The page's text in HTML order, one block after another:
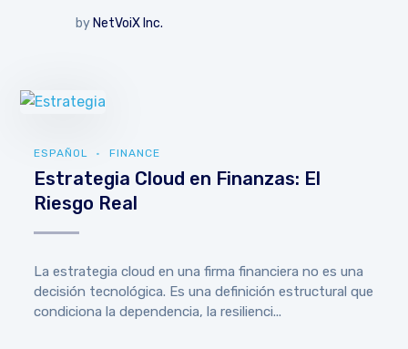
by NetVoiX Inc.
ESPAÑOL FINANCE
Estrategia Cloud en Finanzas: El
Riesgo Real
La estrategia cloud en una firma financiera no es una
decisión tecnológica. Es una definición estructural que
condiciona la dependencia, la resilienci...